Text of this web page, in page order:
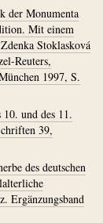
der Monumenta
Mit einem
Stoklasková
Reuters,
1997, S.
und des 11.
39,
des deutschen
Ergänzungsband